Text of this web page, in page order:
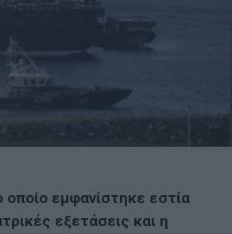
οποίο εμφανίστηκε εστία
εξετάσεις και η